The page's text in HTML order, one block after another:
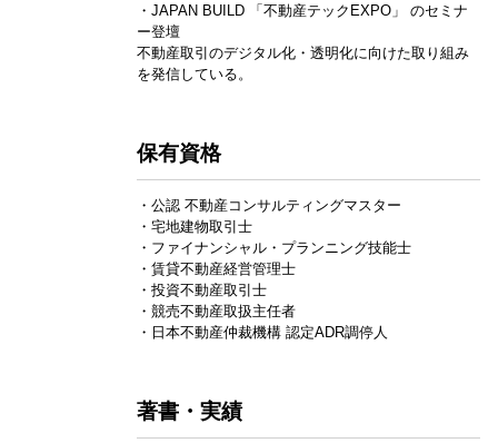
・JAPAN BUILD 「不動産テックEXPO」 のセミナ
ー登壇
不動産取引のデジタル化・透明化に向けた取り組み
を発信している。
保有資格
・公認 不動産コンサルティングマスター
・宅地建物取引士
・ファイナンシャル・プランニング技能士
・賃貸不動産経営管理士
・投資不動産取引士
・競売不動産取扱主任者
・日本不動産仲裁機構 認定ADR調停人
著書・実績